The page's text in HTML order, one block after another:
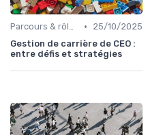
Parcours & rôle du CEO •
25/10/2025
Gestion de carrière de CEO :
entre défis et stratégies